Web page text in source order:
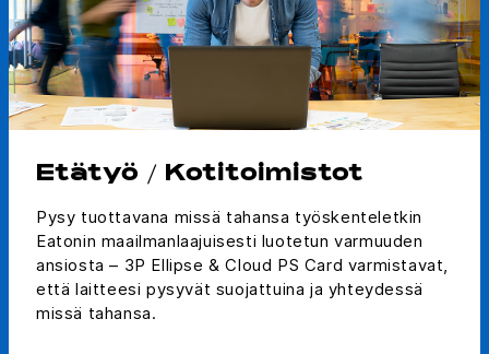
Etätyö / Kotitoimistot
Pysy tuottavana missä tahansa työskenteletkin
Eatonin maailmanlaajuisesti luotetun varmuuden
ansiosta – 3P Ellipse & Cloud PS Card varmistavat,
että laitteesi pysyvät suojattuina ja yhteydessä
missä tahansa.